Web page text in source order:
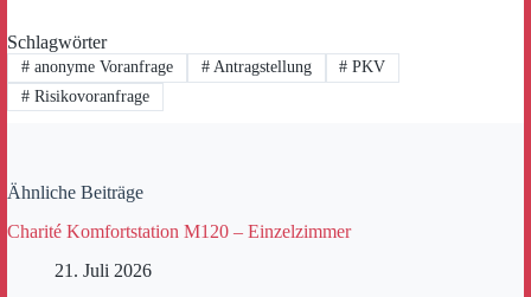
Schlagwörter
#anonyme Voranfrage #Antragstellung # PKV
#Risikovoranfrage
Ähnliche Beiträge
Charité Komfortstation M120 – Einzelzimmer
21. Juli 2026